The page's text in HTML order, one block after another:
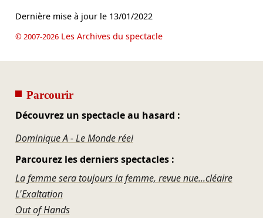
Dernière mise à jour le 13/01/2022
© 2007-2026Les Archives du spectacle
Parcourir
Découvrez un spectacle au hasard :
Dominique A - Le Monde réel
Parcourez les derniers spectacles :
La femme sera toujours la femme, revue nue...cléaire
L'Exaltation
Out of Hands